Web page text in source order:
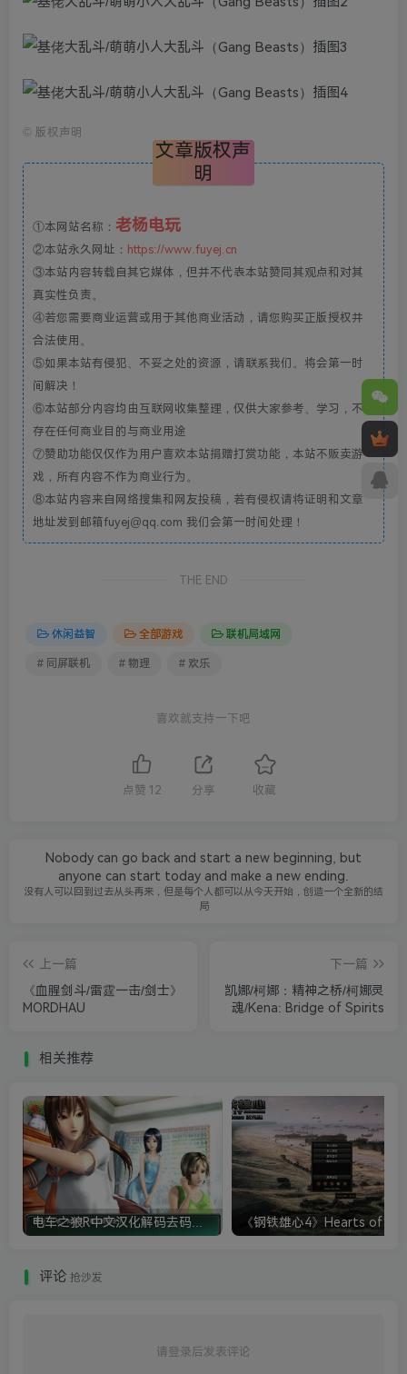
© 版权声明
文章版权声
明
①本网站名称： 老杨电玩
②本站永久网址： https://www.fuyej.cn
③本站内容转载自其它媒体，但并不代表本站赞同其观点和对其
真实性负责。
④若您需要商业运营或用于其他商业活动，请您购买正版授权并
合法使用。
⑤如果本站有侵犯、不妥之处的资源，请联系我们。将会第一时
间解决！
⑥本站部分内容均由互联网收集整理，仅供大家参考、学习，不
存在任何商业目的与商业用途
⑦赞助功能仅仅作为用户喜欢本站捐赠打赏功能，本站不贩卖游
戏，所有内容不作为商业行为。
⑧本站内容来自网络搜集和网友投稿，若有侵权请将证明和文章
地址发到邮箱fuyej@qq.com 我们会第一时间处理！
THE END
休闲益智 全部游戏 联机局域网
# 同屏联机 # 物理 # 欢乐
喜欢就支持一下吧
点赞 12 分享 收藏
Nobody can go back and start a new beginning, but
anyone can start today and make a new ending.
没有人可以回到过去从头再来，但是每个人都可以从今天开始，创造一个全新的结
局
上一篇
《血腥剑斗/雷霆一击/剑士》
MORDHAU
下一篇
凯娜/柯娜：精神之桥/柯娜灵
魂/Kena: Bridge of Spirits
相关推荐
评论 抢沙发
请登录后发表评论